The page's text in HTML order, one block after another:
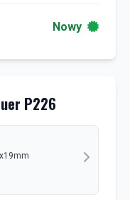
Nowy
P226